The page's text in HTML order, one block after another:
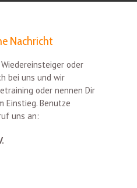
Nachricht
oder
bei uns und wir
oder nennen Dir
Einstieg. Benutze
uns an: